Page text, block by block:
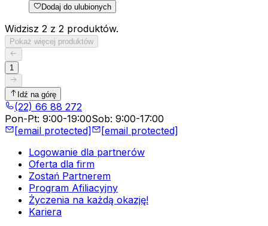
Dodaj do ulubionych
Widzisz 2 z 2 produktów.
Pokaż więcej produktów
1
Idź na górę
(22) 66 88 272
Pon-Pt: 9:00-19:00Sob: 9:00-17:00
[email protected]
[email protected]
Logowanie dla partnerów
Oferta dla firm
Zostań Partnerem
Program Afiliacyjny
Życzenia na każdą okazję!
Kariera